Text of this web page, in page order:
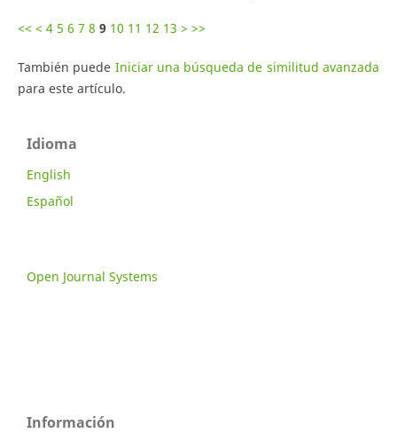
<< < 4 5 6 7 8 9 10 11 12 13 > >>
También puede Iniciar una búsqueda de similitud avanzada
para este artículo.
Idioma
English
Español
Open Journal Systems
Información